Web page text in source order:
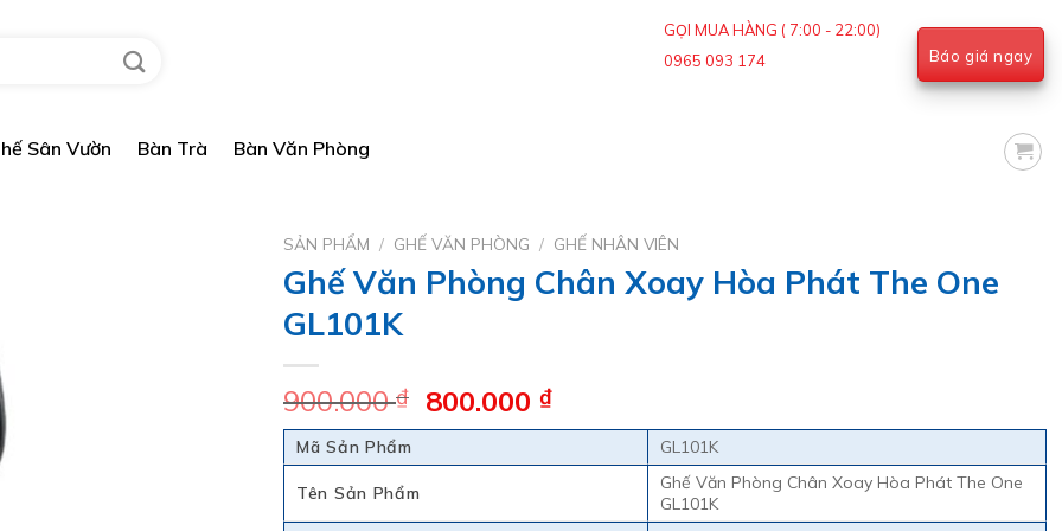
GỌI MUA HÀNG ( 7:00 - 22:00)
0965 093 174
Báo giá ngay
Sân Vườn Bàn Trà Bàn Văn Phòng
SẢN PHẨM / GHẾ VĂN PHÒNG / GHẾ NHÂN VIÊN
Ghế Văn Phòng Chân Xoay Hòa Phát The One
GL101K
900.000₫
Giá
gốc
là:
800.000₫Giá
hiện
tại
800.000 ₫.
Mã Sản Phẩm GL101K
Tên Sản Phẩm
Ghế Văn Phòng Chân Xoay Hòa Phát The One
GL101K